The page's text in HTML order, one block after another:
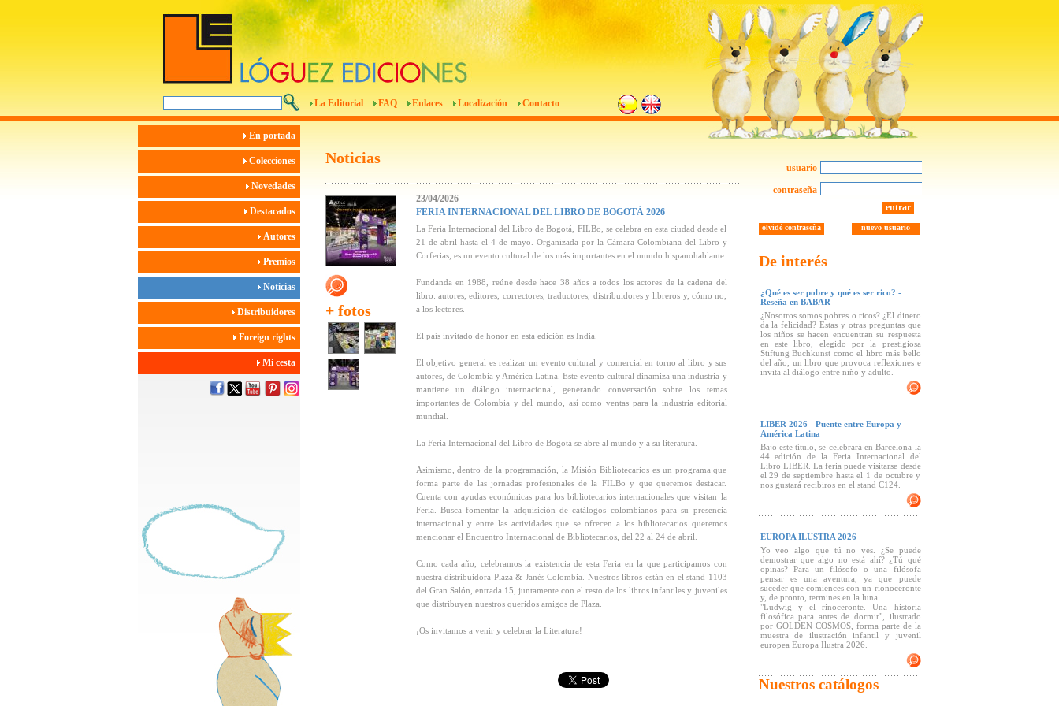
La Editorial FAQ Enlaces Localización Contacto
En portada
Colecciones
Novedades
Destacados
Autores
Premios
Noticias
Distribuidores
Foreign rights
Mi cesta
Noticias
+ fotos
23/04/2026
FERIA INTERNACIONAL DEL LIBRO DE BOGOTÁ 2026
La Feria Internacional del Libro de Bogotá, FILBo, se celebra en esta ciudad desde el
21 de abril hasta el 4 de mayo. Organizada por la Cámara Colombiana del Libro y
Corferias, es un evento cultural de los más importantes en el mundo hispanohablante.
Fundanda en 1988, reúne desde hace 38 años a todos los actores de la cadena del
libro: autores, editores, correctores, traductores, distribuidores y libreros y, cómo no,
a los lectores.
El país invitado de honor en esta edición es India.
El objetivo general es realizar un evento cultural y comercial en torno al libro y sus
autores, de Colombia y América Latina. Este evento cultural dinamiza una industria y
mantiene un diálogo internacional, generando conversación sobre los temas
importantes de Colombia y del mundo, así como ventas para la industria editorial
mundial.
La Feria Internacional del Libro de Bogotá se abre al mundo y a su literatura.
Asimismo, dentro de la programación, la Misión Bibliotecarios es un programa que
forma parte de las jornadas profesionales de la FILBo y que queremos destacar.
Cuenta con ayudas económicas para los bibliotecarios internacionales que visitan la
Feria. Busca fomentar la adquisición de catálogos colombianos para su presencia
internacional y entre las actividades que se ofrecen a los bibliotecarios queremos
mencionar el Encuentro Internacional de Bibliotecarios, del 22 al 24 de abril.
Como cada año, celebramos la existencia de esta Feria en la que participamos con
nuestra distribuidora Plaza & Janés Colombia. Nuestros libros están en el stand 1103
del Gran Salón, entrada 15, juntamente con el resto de los libros infantiles y juveniles
que distribuyen nuestros queridos amigos de Plaza.
¡Os invitamos a venir y celebrar la Literatura!
usuario
contraseña
entrar
nuevo usuario
olvidé contraseña
De interés
¿Qué es ser pobre y qué es ser rico? -
Reseña en BABAR
¿Nosotros somos pobres o ricos? ¿El dinero
da la felicidad? Estas y otras preguntas que
los niños se hacen encuentran su respuesta
en este libro, elegido por la prestigiosa
Stiftung Buchkunst como el libro más bello
del año, un libro que provoca reflexiones e
invita al diálogo entre niño y adulto.
LIBER 2026 - Puente entre Europa y
América Latina
Bajo este título, se celebrará en Barcelona la
44 edición de la Feria Internacional del
Libro LIBER. La feria puede visitarse desde
el 29 de septiembre hasta el 1 de octubre y
nos gustará recibiros en el stand C124.
EUROPA ILUSTRA 2026
Yo veo algo que tú no ves. ¿Se puede
demostrar que algo no está ahí? ¿Tú qué
opinas? Para un filósofo o una filósofa
pensar es una aventura, ya que puede
suceder que comiences con un rionoceronte
y, de pronto, termines en la luna.
"Ludwig y el rinoceronte. Una historia
filosófica para antes de dormir", ilustrado
por GOLDEN COSMOS, forma parte de la
muestra de ilustración infantil y juvenil
europea Europa Ilustra 2026.
Nuestros catálogos